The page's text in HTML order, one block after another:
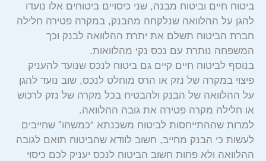
ביטוח חיים וביטוח מבנה, שני כיסויים ביטוחים אלו נועדו
להגן על ההלוואה שנלקחה מהבנק, במקרה פטירה חלילה
חברת הביטוח תשלם את יתרת ההלוואה לבנק וכך
המשפחה נותרת עם נכס נקי מהלוואות.
בנוסף לביטוח חיים קיים גם ביטוח לנכס שנועד להעניק
פיצוי במקרה של נזק או הרס מוחלט לנכס, שוב נועד להגן
על ההלוואה של הבנק ולהבטיח בכל מקרה של נזק לרכוש
או חלילה מקרה פטירה את גובה ההלוואה.
למרות שההתייחסות לביטוח משכנתא “כמשהו” שחייבים
לעשות כי הבנק מחייב, חשוב לוודא שהביטוח תואם לגובה
ההלוואה ולא פחות חשוב הביטוח לנכס יעניק לכם כיסוי